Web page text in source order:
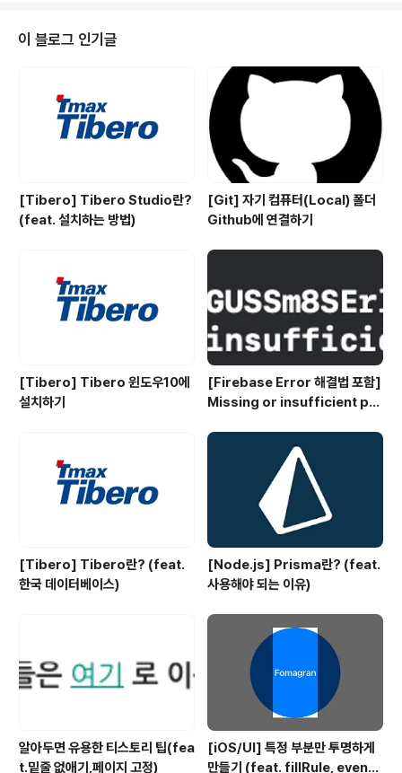
보여줘 view?.modalTransitionStyle = UIModalTra
nsitionStyle.coverVertical //view를 보여줘! self.pr
esent(view!, animated: true, completion: nil) ..
이 블로그 인기글
[Tibero] Tibero Studio란?
(feat. 설치하는 방법)
[Git] 자기 컴퓨터(Local) 폴더
Github에 연결하기
[Tibero] Tibero 윈도우10에
설치하기
[Firebase Error 해결법 포함]
Missing or insufficient per
[Tibero] Tibero란? (feat.
한국 데이터베이스)
[Node.js] Prisma란? (feat.
사용해야 되는 이유)
알아두면 유용한 티스토리 팁(fea
t.밑줄 없애기,페이지 고정)
[iOS/UI] 특정 부분만 투명하게
만들기 (feat. fillRule, evenO